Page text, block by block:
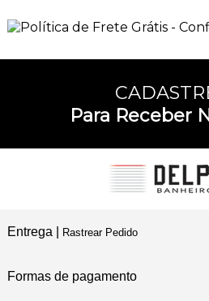
Para Receber
Entrega | Rastrear Pedido
Formas de pagamento